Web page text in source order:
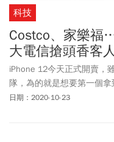
科技
Costco、家樂福
大電信搶頭香客
iPhone 12今天正式開賣，
隊，為的就是想要第一個
12 Pro首批到貨量不如去年
日期：2020-10-23